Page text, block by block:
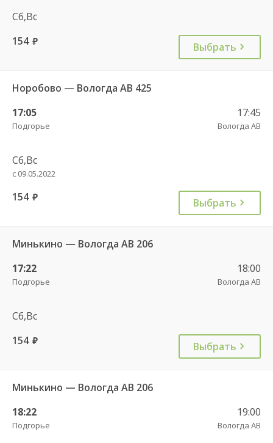
Сб,Вс
154 руб. Выбрать
Норобово — Вологда АВ 425
17:05
Подгорье
17:45
Вологда АВ
Сб,Вс
с 09.05.2022
154 руб. Выбрать
Минькино — Вологда АВ 206
17:22
Подгорье
18:00
Вологда АВ
Сб,Вс
154 руб. Выбрать
Минькино — Вологда АВ 206
18:22
Подгорье
19:00
Вологда АВ